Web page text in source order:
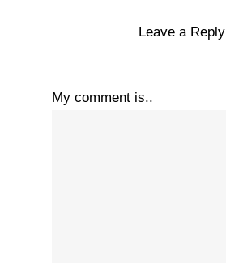
Leave a Reply
My comment is..